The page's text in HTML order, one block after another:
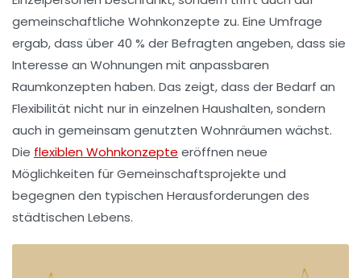
gemeinschaftliche Wohnkonzepte zu. Eine Umfrage
ergab, dass über 40 % der Befragten angeben, dass sie
Interesse an Wohnungen mit anpassbaren
Raumkonzepten haben. Das zeigt, dass der Bedarf an
Flexibilität nicht nur in einzelnen Haushalten, sondern
auch in gemeinsam genutzten Wohnräumen wächst.
Die flexiblen Wohnkonzepte eröffnen neue
Möglichkeiten für Gemeinschaftsprojekte und
begegnen den typischen Herausforderungen des
städtischen Lebens.